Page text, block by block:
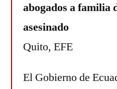
abogados a familia
asesinado
Quito, EFE
El Gobierno de